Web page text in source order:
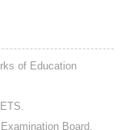
of Education
Board,